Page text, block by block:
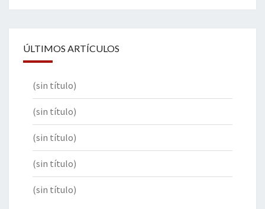
ÚLTIMOS ARTÍCULOS
(sin título)
(sin título)
(sin título)
(sin título)
(sin título)